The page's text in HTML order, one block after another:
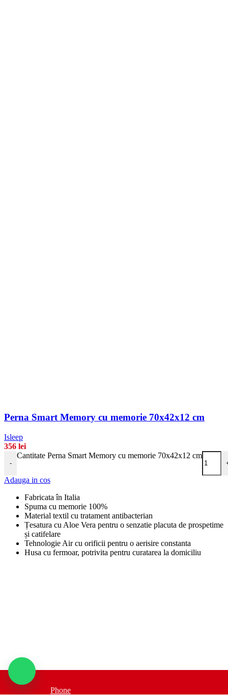
Perna Smart Memory cu memorie 70x42x12 cm
Isleep
356 lei
-
Cantitate Perna Smart Memory cu memorie 70x42x12 cm
Adauga in cos
Fabricata în Italia
Spuma cu memorie 100%
Material textil cu tratament antibacterian
Țesatura cu Aloe Vera pentru o senzatie placuta de prospetime
și catifelare
Tehnologie Air cu orificii pentru o aerisire constanta
Husa cu fermoar, potrivita pentru curatarea la domiciliu
Phone